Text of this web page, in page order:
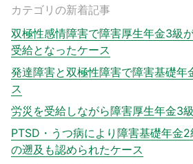
カテゴリの新着記事
双極性感情障害で障害厚生年金3級
受給となったケース
発達障害と双極性障害で障害基礎年
ス
労災を受給しながら障害厚生年金3
PTSD・うつ病により障害基礎年金
の遡及も認められたケース